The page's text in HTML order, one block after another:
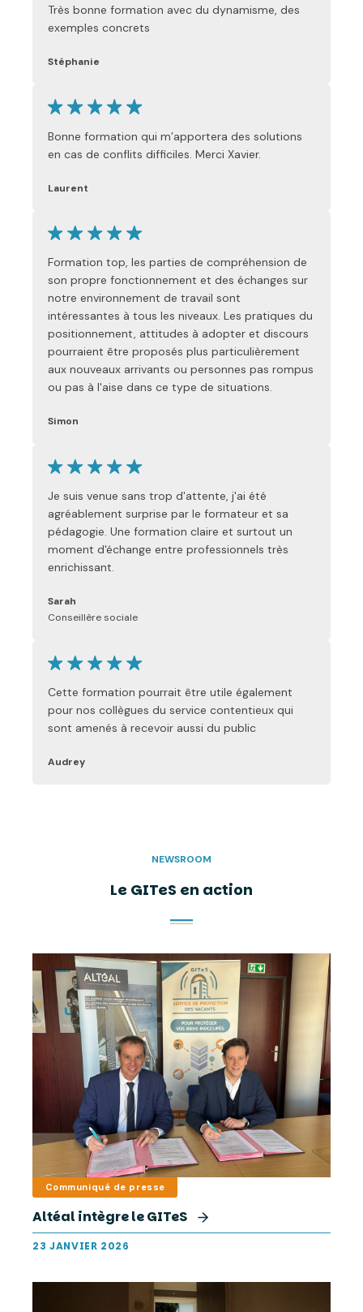
Très bonne formation avec du dynamisme, des
exemples concrets
Stéphanie
Bonne formation qui m’apportera des solutions
en cas de conflits difficiles. Merci Xavier.
Laurent
Formation top, les parties de compréhension de
son propre fonctionnement et des échanges sur
notre environnement de travail sont
intéressantes à tous les niveaux. Les pratiques du
positionnement, attitudes à adopter et discours
pourraient être proposés plus particulièrement
aux nouveaux arrivants ou personnes pas rompus
ou pas à l'aise dans ce type de situations.
Simon
Je suis venue sans trop d'attente, j'ai été
agréablement surprise par le formateur et sa
pédagogie. Une formation claire et surtout un
moment d'échange entre professionnels très
enrichissant.
Sarah
Conseillère sociale
Cette formation pourrait être utile également
pour nos collègues du service contentieux qui
sont amenés à recevoir aussi du public
Audrey
NEWSROOM
Le GITeS en action
Communiqué de presse
Altéal intègre le GITeS
23 JANVIER 2026